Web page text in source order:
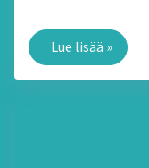
Lue lisää »